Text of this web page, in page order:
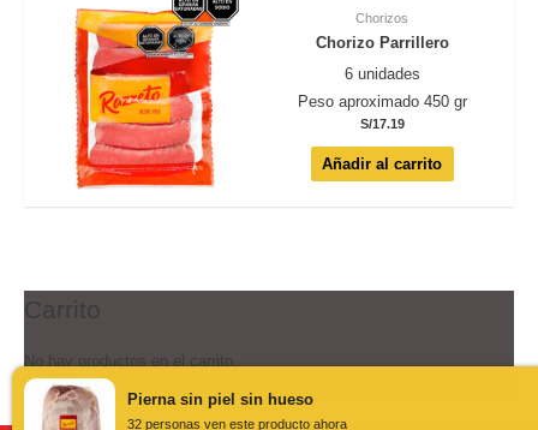
Chorizos
Chorizo Parrillero
6 unidades
Peso aproximado 450 gr
S/17.19
Añadir al carrito
Carrito
No hay productos en el carrito.
Pierna sin piel sin hueso
32 personas ven este producto ahora